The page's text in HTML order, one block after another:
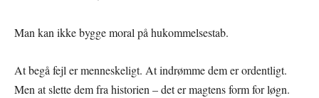
Man kan ikke bygge moral på hukommelsestab.
At begå fejl er menneskeligt. At indrømme dem er ordentligt.
Men at slette dem fra historien – det er magtens form for løgn.